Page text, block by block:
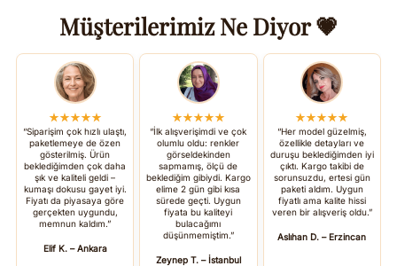
Müşterilerimiz Ne Diyor 💗
★★★★★
“Siparişim çok hızlı ulaştı,
paketlemeye de özen
gösterilmiş. Ürün
beklediğimden çok daha
şık ve kaliteli geldi –
kumaşı dokusu gayet iyi.
Fiyatı da piyasaya göre
gerçekten uygundu,
memnun kaldım.”
Elif K. – Ankara
★★★★★
“İlk alışverişimdi ve çok
olumlu oldu: renkler
görseldekinden
sapmamış, ölçü de
beklediğim gibiydi. Kargo
elime 2 gün gibi kısa
sürede geçti. Uygun
fiyata bu kaliteyi
bulacağımı
düşünmemiştim.”
Zeynep T. – İstanbul
★★★★★
“Her model güzelmiş,
özellikle detayları ve
duruşu beklediğimden iyi
çıktı. Kargo takibi de
sorunsuzdu, ertesi gün
paketi aldım. Uygun
fiyatlı ama kalite hissi
veren bir alışveriş oldu.”
Aslıhan D. – Erzincan